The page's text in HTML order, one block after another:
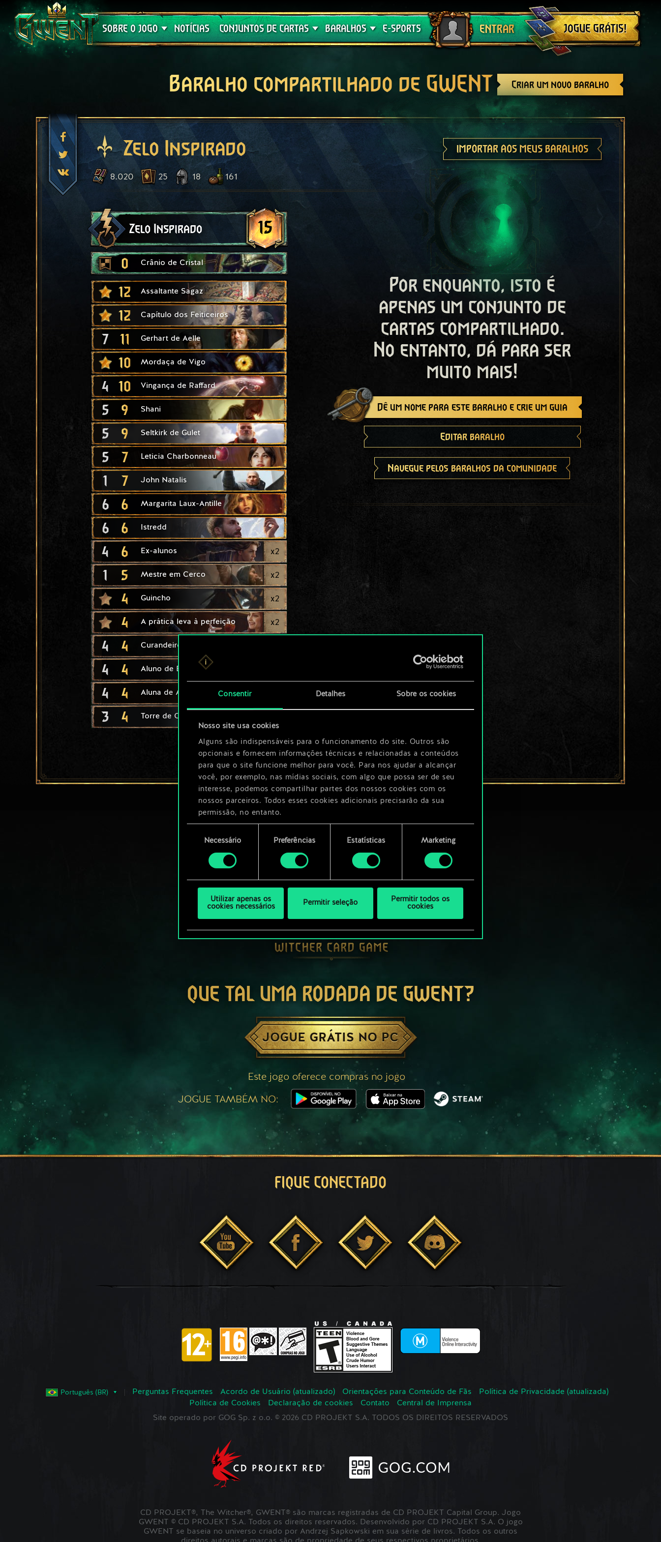
Consentir Detalhes Sobre os cookies
Nosso site usa cookies
Alguns são indispensáveis para o funcionamento do site. Outros são
opcionais e fornecem informações técnicas e relacionadas a conteúdos
para que o site funcione melhor para você. Para nos ajudar a alcançar
você, por exemplo, nas mídias sociais, com algo que possa ser de seu
interesse, podemos compartilhar partes dos nossos cookies com os
nossos parceiros. Todos esses cookies adicionais precisarão da sua
permissão, no entanto.
Você encontrará todos os detalhes sobre o uso de cookies e poderá
consentimento
Necessário Preferências Estatísticas Marketing
Utilizar apenas os
cookies necessários
Permitir seleção
Permitir todos os
cookies
SOBRE O JOGO
Suporte
NOTÍCIAS CONJUNTOS DE CARTAS
Crimson Curse
BARALHOS
Guia de Baralhos
E-SPORTS ENTRAR
Sair
JOGUE GRÁTIS!
Criar um novo baralho
Baralho compartilhado de GWENT
Zelo Inspirado IMPORTAR AOS MEUS BARALHOS
8.020 25 18 161
Zelo Inspirado 15
0 Crânio de Cristal
12 Assaltante Sagaz
12 Capítulo dos Feiticeiros
7 11 Gerhart de Aelle
10 Mordaça de Vigo
4 10 Vingança de Raffard
5 9 Shani
5 9 Seltkirk de Gulet
5 7 Leticia Charbonneau
1 7 John Natalis
6 6 Margarita Laux-Antille
6 6 Istredd
4 6 Ex-alunos x2
1 5 Mestre em Cerco x2
4 Guincho x2
4 A prática leva à perfeição x2
4 4 Curandeiro
4 4 Aluno de Ban Ard
4 4 Aluna de Aretuza
3 4 Torre de Cerco
Por enquanto, isto é
apenas um conjunto de
cartas compartilhado.
No entanto, dá para ser
muito mais!
Dê um nome para este baralho e crie um guia
Editar baralho
Navegue pelos baralhos da comunidade
QUE TAL UMA RODADA DE GWENT?
JOGUE GRÁTIS NO PC
Este jogo oferece compras no jogo
JOGUE TAMBÉM NO:
FIQUE CONECTADO
Português (BR) Perguntas Frequentes Acordo de Usuário (atualizado) Orientações para Conteúdo de Fãs
Política de Privacidade (atualizada)
Política de Cookies
Declaração de cookies Contato
Central de Imprensa
Site operado por GOG Sp. z o.o. © 2026 CD PROJEKT S.A. TODOS OS DIREITOS RESERVADOS
CD PROJEKT®, The Witcher®, GWENT® são marcas registradas de CD PROJEKT Capital Group. Jogo
GWENT © CD PROJEKT S.A. Todos os direitos reservados. Desenvolvido por CD PROJEKT S.A. O jogo
GWENT se baseia no universo criado por Andrzej Sapkowski em sua série de livros. Todos os outros